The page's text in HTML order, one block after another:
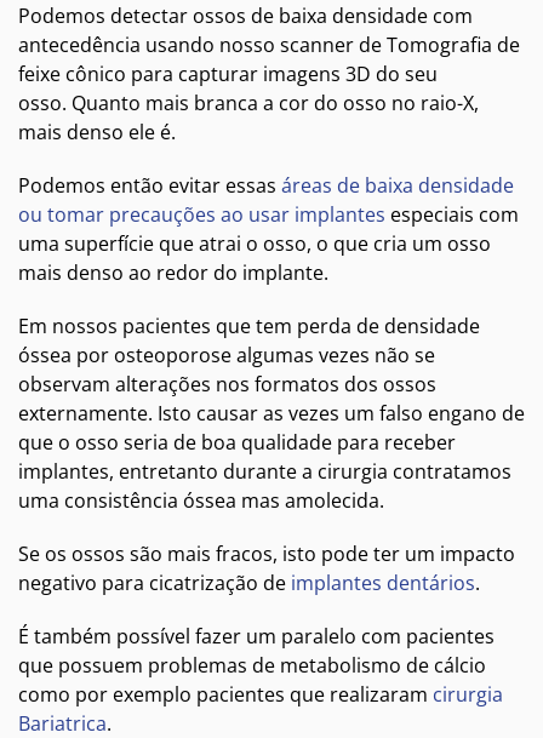
Podemos detectar ossos de baixa densidade com
antecedência usando nosso scanner de Tomografia de
feixe cônico para capturar imagens 3D do seu
osso. Quanto mais branca a cor do osso no raio-X,
mais denso ele é.
Podemos então evitar essas áreas de baixa densidade
ou tomar precauções ao usar implantes especiais com
uma superfície que atrai o osso, o que cria um osso
mais denso ao redor do implante.
Em nossos pacientes que tem perda de densidade
óssea por osteoporose algumas vezes não se
observam alterações nos formatos dos ossos
externamente. Isto causar as vezes um falso engano de
que o osso seria de boa qualidade para receber
implantes, entretanto durante a cirurgia contratamos
uma consistência óssea mas amolecida.
Se os ossos são mais fracos, isto pode ter um impacto
negativo para cicatrização de implantes dentários.
É também possível fazer um paralelo com pacientes
que possuem problemas de metabolismo de cálcio
como por exemplo pacientes que realizaram cirurgia
Bariatrica.